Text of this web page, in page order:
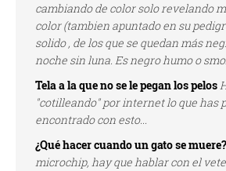
cambiando de color solo revelando
color (tambien apuntado en su
solido , de los que se quedan más
noche sin luna. Es negro humo o
Tela a la que no se le pegan los pelos
"cotilleando" por internet lo que has
encontrado con esto...
¿Qué hacer cuando un gato se muere?
microchip, hay que hablar con el